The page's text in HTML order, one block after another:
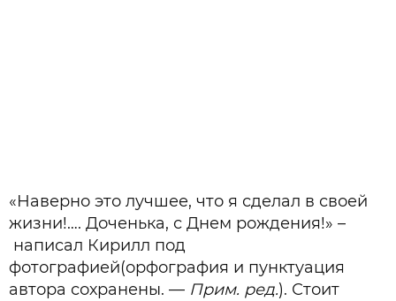
«Наверно это лучшее, что я сделал в своей
жизни!…. Доченька, с Днем рождения!» –
написал Кирилл под
фотографией(орфография и пунктуация
автора сохранены. — Прим. ред.​). Стоит